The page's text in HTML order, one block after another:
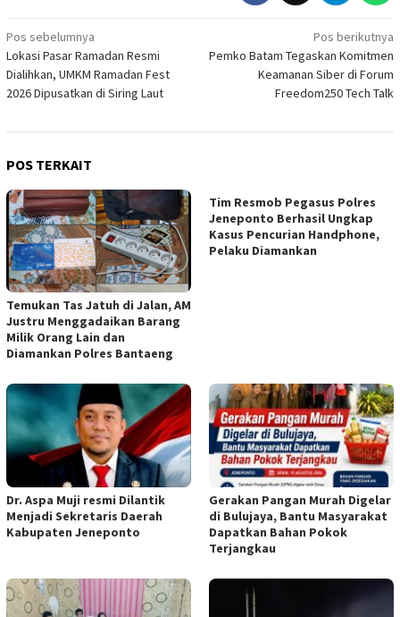
Navigasi
pos
Pos sebelumnya
Lokasi Pasar Ramadan Resmi
Dialihkan, UMKM Ramadan Fest
2026 Dipusatkan di Siring Laut
Pos berikutnya
Pemko Batam Tegaskan Komitmen
Keamanan Siber di Forum
Freedom250 Tech Talk
POS TERKAIT
Temukan Tas Jatuh di Jalan, AM
Justru Menggadaikan Barang
Milik Orang Lain dan
Diamankan Polres Bantaeng
Tim Resmob Pegasus Polres
Jeneponto Berhasil Ungkap
Kasus Pencurian Handphone,
Pelaku Diamankan
Dr. Aspa Muji resmi Dilantik
Menjadi Sekretaris Daerah
Kabupaten Jeneponto
Gerakan Pangan Murah Digelar
di Bulujaya, Bantu Masyarakat
Dapatkan Bahan Pokok
Terjangkau